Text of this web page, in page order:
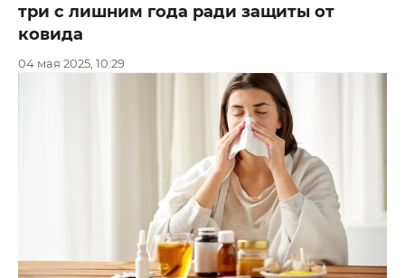
три с лишним года ради защиты от
ковида
04 мая 2025, 10:29